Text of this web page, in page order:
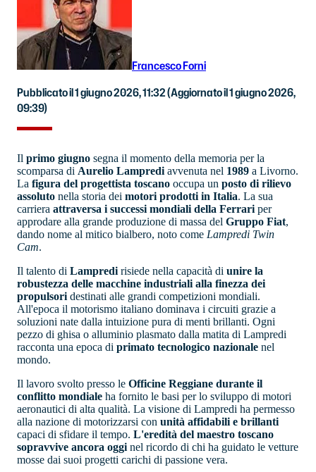
Francesco Forni
Pubblicato il 1 giugno 2026, 11:32(Aggiornato il 1 giugno 2026,
09:39)
Il primo giugno segna il momento della memoria per la
scomparsa di Aurelio Lampredi avvenuta nel 1989 a Livorno.
La figura del progettista toscano occupa un posto di rilievo
assoluto nella storia dei motori prodotti in Italia. La sua
carriera attraversa i successi mondiali della Ferrari per
approdare alla grande produzione di massa del Gruppo Fiat,
dando nome al mitico bialbero, noto come Lampredi Twin
Cam.
Il talento di Lampredi risiede nella capacità di unire la
robustezza delle macchine industriali alla finezza dei
propulsori destinati alle grandi competizioni mondiali.
All'epoca il motorismo italiano dominava i circuiti grazie a
soluzioni nate dalla intuizione pura di menti brillanti. Ogni
pezzo di ghisa o alluminio plasmato dalla matita di Lampredi
racconta una epoca di primato tecnologico nazionale nel
mondo.
Il lavoro svolto presso le Officine Reggiane durante il
conflitto mondiale ha fornito le basi per lo sviluppo di motori
aeronautici di alta qualità. La visione di Lampredi ha permesso
alla nazione di motorizzarsi con unità affidabili e brillanti
capaci di sfidare il tempo. L'eredità del maestro toscano
sopravvive ancora oggi nel ricordo di chi ha guidato le vetture
mosse dai suoi progetti carichi di passione vera.